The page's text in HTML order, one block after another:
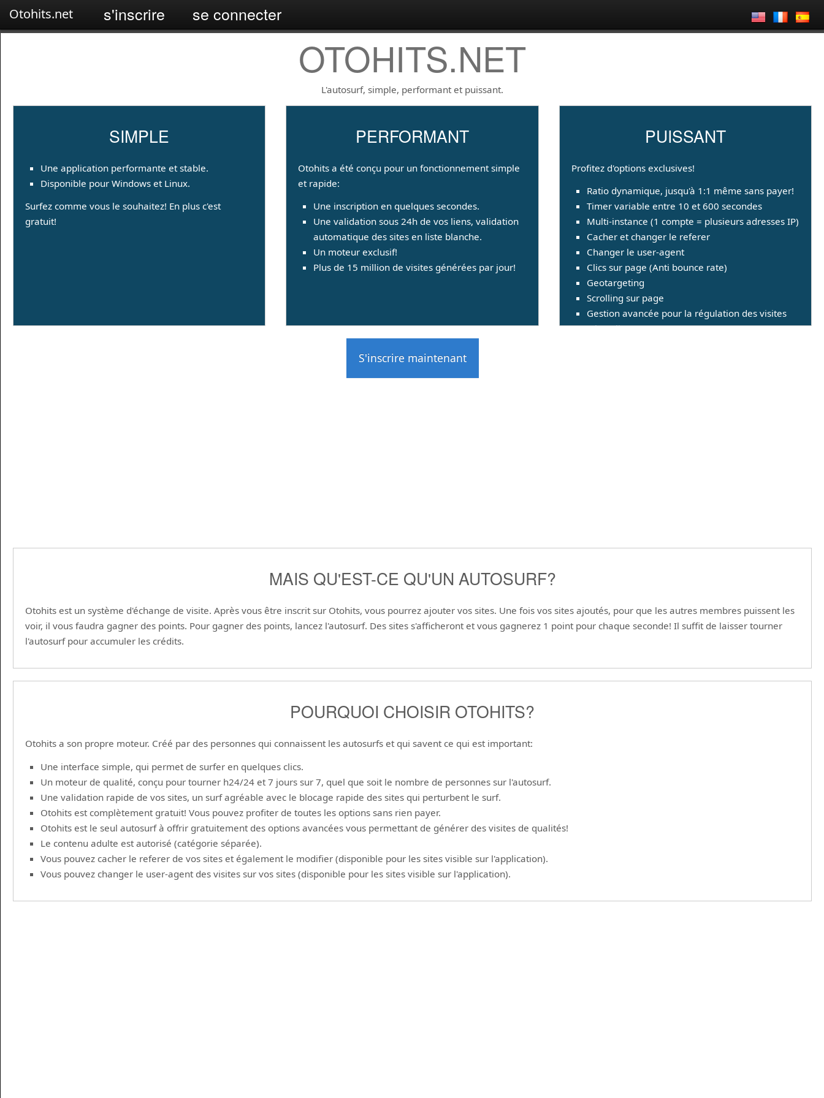
Otohits.net s'inscrire se connecter
OTOHITS.NET
L'autosurf, simple, performant et puissant.
SIMPLE
Une application performante et stable.
Disponible pour Windows et Linux.
Surfez comme vous le souhaitez! En plus c'est
gratuit!
PERFORMANT
Otohits a été conçu pour un fonctionnement simple
et rapide:
Une inscription en quelques secondes.
Une validation sous 24h de vos liens, validation
automatique des sites en liste blanche.
Un moteur exclusif!
Plus de 15 million de visites générées par jour!
PUISSANT
Profitez d'options exclusives!
Ratio dynamique, jusqu'à 1:1 même sans payer!
Timer variable entre 10 et 600 secondes
Multi-instance (1 compte = plusieurs adresses IP)
Cacher et changer le referer
Changer le user-agent
Clics sur page (Anti bounce rate)
Geotargeting
Scrolling sur page
Gestion avancée pour la régulation des visites
(Throttling)
S'inscrire maintenant
MAIS QU'EST-CE QU'UN AUTOSURF?
Otohits est un système d'échange de visite. Après vous être inscrit sur Otohits, vous pourrez ajouter vos sites. Une fois vos sites ajoutés, pour que les autres membres puissent les
voir, il vous faudra gagner des points. Pour gagner des points, lancez l'autosurf. Des sites s'afficheront et vous gagnerez 1 point pour chaque seconde! Il suffit de laisser tourner
l'autosurf pour accumuler les crédits.
POURQUOI CHOISIR OTOHITS?
Otohits a son propre moteur. Créé par des personnes qui connaissent les autosurfs et qui savent ce qui est important:
Une interface simple, qui permet de surfer en quelques clics.
Un moteur de qualité, conçu pour tourner h24/24 et 7 jours sur 7, quel que soit le nombre de personnes sur l'autosurf.
Une validation rapide de vos sites, un surf agréable avec le blocage rapide des sites qui perturbent le surf.
Otohits est complètement gratuit! Vous pouvez profiter de toutes les options sans rien payer.
Otohits est le seul autosurf à offrir gratuitement des options avancées vous permettant de générer des visites de qualités!
Le contenu adulte est autorisé (catégorie séparée).
Vous pouvez cacher le referer de vos sites et également le modifier (disponible pour les sites visible sur l'application).
Vous pouvez changer le user-agent des visites sur vos sites (disponible pour les sites visible sur l'application).